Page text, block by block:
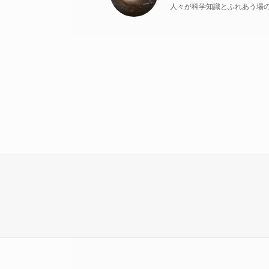
人々が科学知識とふれあう場